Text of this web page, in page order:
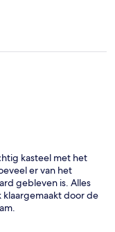
kasteel met het
er van het
gebleven is. Alles
door de